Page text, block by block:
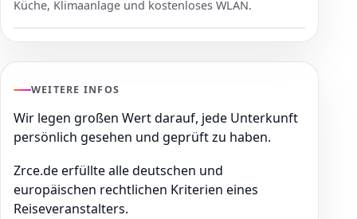
Küche, Klimaanlage und kostenloses WLAN.
WEITERE INFOS
Wir legen großen Wert darauf, jede Unterkunft
persönlich gesehen und geprüft zu haben.
Zrce.de erfüllte alle deutschen und
europäischen rechtlichen Kriterien eines
Reiseveranstalters.